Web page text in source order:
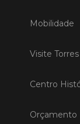
Mobilidade
Visite
Centro
Orçamento